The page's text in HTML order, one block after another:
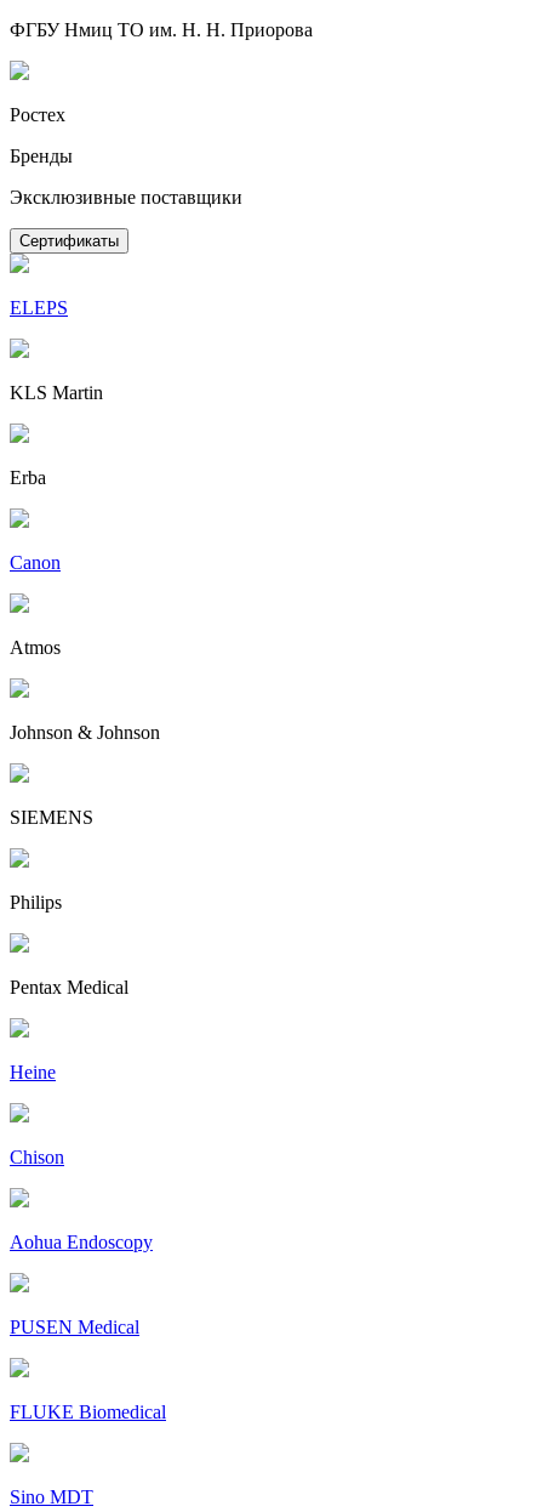
ФГБУ Нмиц ТО им. Н. Н. Приорова
Ростех
Бренды
Эксклюзивные поставщики
Сертификаты
ELEPS
KLS Martin
Erba
Canon
Atmos
Johnson & Johnson
SIEMENS
Philips
Pentax Medical
Heine
Chison
Aohua Endoscopy
PUSEN Medical
FLUKE Biomedical
Sino MDT